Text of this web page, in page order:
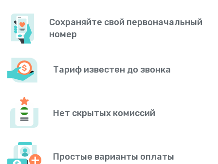
Сохраняйте свой первоначальный
номер
Тариф известен до звонка
Нет скрытых комиссий
Простые варианты оплаты